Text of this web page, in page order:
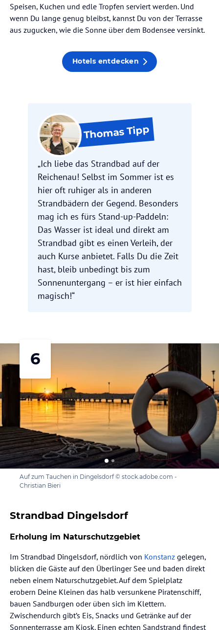
Speisen, Kuchen und edle Tropfen serviert werden. Und
wenn Du lange genug bleibst, kannst Du von der Terrasse
aus zugucken, wie die Sonne über dem Bodensee versinkt.
Hotels entdecken
ThomasTipp
„Ich liebe das Strandbad auf der
Reichenau! Selbst im Sommer ist es
hier oft ruhiger als in anderen
Strandbädern der Gegend. Besonders
mag ich es fürs Stand-up-Paddeln:
Das Wasser ist ideal und direkt am
Strandbad gibt es einen Verleih, der
auch Kurse anbietet. Falls Du die Zeit
hast, bleib unbedingt bis zum
Sonnenuntergang – er ist hier einfach
magisch!“
6
Auf zum Tauchen in Dingelsdorf © stock.adobe.com -
Christian Bieri
Strandbad Dingelsdorf
Erholung im Naturschutzgebiet
Im Strandbad Dingelsdorf, nördlich von Konstanz gelegen,
blicken die Gäste auf den Überlinger See und baden direkt
neben einem Naturschutzgebiet. Auf dem Spielplatz
erobern Deine Kleinen das halb versunkene Piratenschiff,
bauen Sandburgen oder üben sich im Klettern.
Zwischendurch gibt’s Eis, Snacks und Getränke auf der
Sonnenterrasse am Kiosk. Einen echten Sandstrand findest